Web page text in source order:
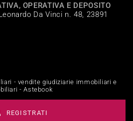
OPERATIVA E DEPOSITO
Da Vinci n. 48, 23891
- vendite giudiziarie immobiliari e
- Astebook
REGISTRATI